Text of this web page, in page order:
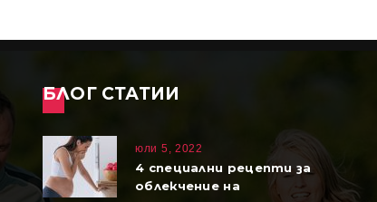
БЛОГ СТАТИИ
юли 5, 2022
4 специални рецепти за
облекчение на